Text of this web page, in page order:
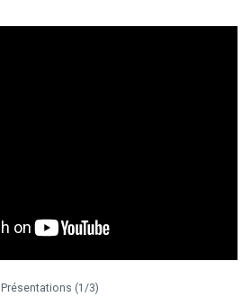
Présentations (1/3)